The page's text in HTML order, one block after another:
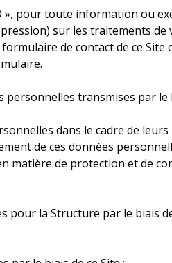
», pour toute information ou
sur les traitements de
de contact de ce Site
transmises par le
dans le cadre de
de ces données
matière de protection et de
pour la Structure par le biais